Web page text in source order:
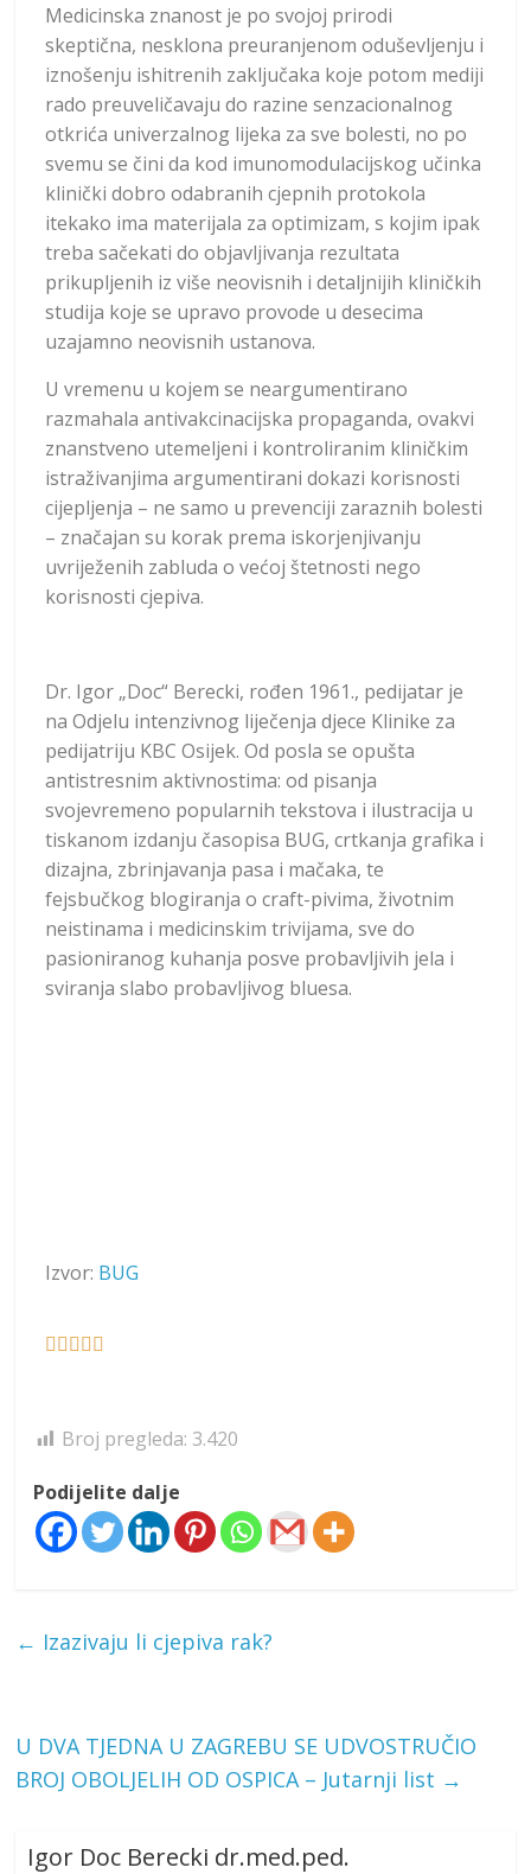
Medicinska znanost je po svojoj prirodi
skeptična, nesklona preuranjenom oduševljenju i
iznošenju ishitrenih zaključaka koje potom mediji
rado preuveličavaju do razine senzacionalnog
otkrića univerzalnog lijeka za sve bolesti, no po
svemu se čini da kod imunomodulacijskog učinka
klinički dobro odabranih cjepnih protokola
itekako ima materijala za optimizam, s kojim ipak
treba sačekati do objavljivanja rezultata
prikupljenih iz više neovisnih i detaljnijih kliničkih
studija koje se upravo provode u desecima
uzajamno neovisnih ustanova.
U vremenu u kojem se neargumentirano
razmahala antivakcinacijska propaganda, ovakvi
znanstveno utemeljeni i kontroliranim kliničkim
istraživanjima argumentirani dokazi korisnosti
cijepljenja – ne samo u prevenciji zaraznih bolesti
– značajan su korak prema iskorjenjivanju
uvriježenih zabluda o većoj štetnosti nego
korisnosti cjepiva.
Dr. Igor „Doc“ Berecki, rođen 1961., pedijatar je
na Odjelu intenzivnog liječenja djece Klinike za
pedijatriju KBC Osijek. Od posla se opušta
antistresnim aktivnostima: od pisanja
svojevremeno popularnih tekstova i ilustracija u
tiskanom izdanju časopisa BUG, crtkanja grafika i
dizajna, zbrinjavanja pasa i mačaka, te
fejsbučkog blogiranja o craft-pivima, životnim
neistinama i medicinskim trivijama, sve do
pasioniranog kuhanja posve probavljivih jela i
sviranja slabo probavljivog bluesa.
Izvor: BUG
    
Broj pregleda: 3.420
Podijelite dalje
← Izazivaju li cjepiva rak?
U DVA TJEDNA U ZAGREBU SE UDVOSTRUČIO
BROJ OBOLJELIH OD OSPICA – Jutarnji list →
Igor Doc Berecki dr.med.ped.